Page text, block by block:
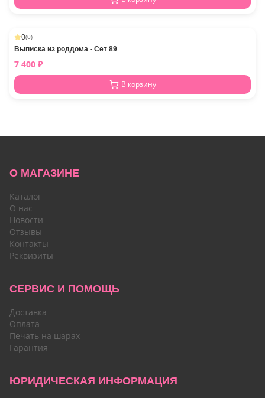
0(0)
Выписка из роддома - Сет 89
7 400 ₽
В корзину
О МАГАЗИНЕ
Каталог
О нас
Новости
Отзывы
Контакты
Реквизиты
СЕРВИС И ПОМОЩЬ
Доставка
Оплата
Печать на шарах
Гарантия
ЮРИДИЧЕСКАЯ ИНФОРМАЦИЯ